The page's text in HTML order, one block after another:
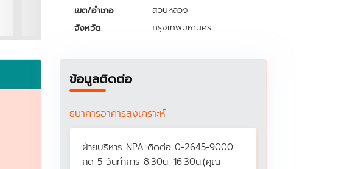
เขต/อำเภอ
สวนหลวง
จังหวัด
กรุงเทพมหานคร
ข้อมูลติดต่อ
ธนาคารอาคารสงเคราะห์
ฝ่ายบริหาร NPA ติดต่อ 0-2645-9000
กด 5 วันทำการ 8.30น.-16.30น.(คุณ